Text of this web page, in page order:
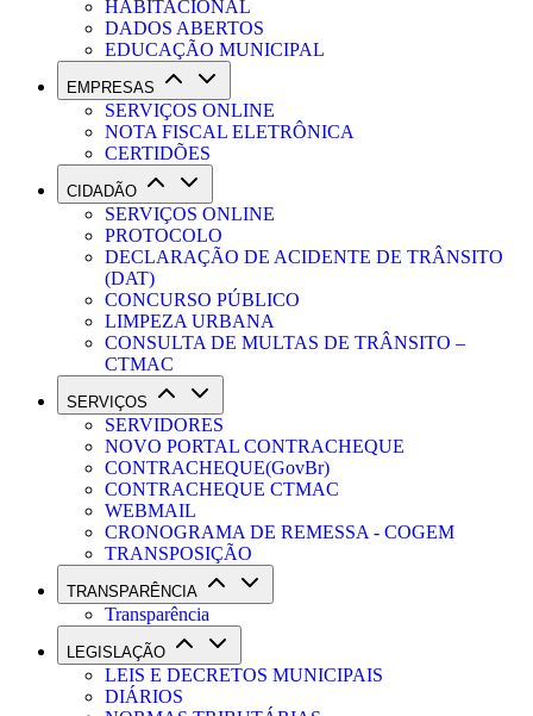
HABITACIONAL
DADOS ABERTOS
EDUCAÇÃO MUNICIPAL
EMPRESAS
SERVIÇOS ONLINE
NOTA FISCAL ELETRÔNICA
CERTIDÕES
CIDADÃO
SERVIÇOS ONLINE
PROTOCOLO
DECLARAÇÃO DE ACIDENTE DE TRÂNSITO
(DAT)
CONCURSO PÚBLICO
LIMPEZA URBANA
CONSULTA DE MULTAS DE TRÂNSITO –
CTMAC
SERVIÇOS
SERVIDORES
NOVO PORTAL CONTRACHEQUE
CONTRACHEQUE(GovBr)
CONTRACHEQUE CTMAC
WEBMAIL
CRONOGRAMA DE REMESSA - COGEM
TRANSPOSIÇÃO
TRANSPARÊNCIA
Transparência
LEGISLAÇÃO
LEIS E DECRETOS MUNICIPAIS
DIÁRIOS